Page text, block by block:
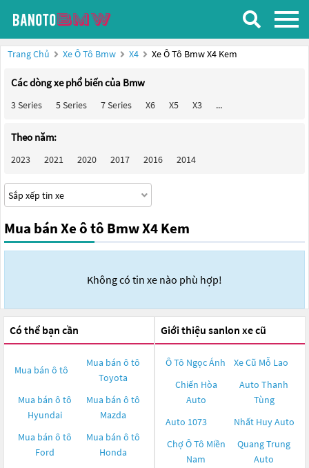
Trang Chủ Xe Ô Tô Bmw X4 Xe Ô Tô Bmw X4 Kem
Các dòng xe phổ biến của Bmw
3 Series 5 Series 7 Series X6 X5 X3 ...
Theo năm:
2023 2021 2020 2017 2016 2014
Mua bán Xe ô tô Bmw X4 Kem
Không có tin xe nào phù hợp!
Có thể bạn cần
Mua bán ô tô
Mua bán ô tô
Toyota
Mua bán ô tô
Hyundai
Mua bán ô tô
Mazda
Mua bán ô tô
Ford
Mua bán ô tô
Honda
Giới thiệu sanlon xe cũ
Ô Tô Ngọc Ánh
Xe Cũ Mỗ Lao
Chiến Hòa
Auto
Auto Thanh
Tùng
Auto 1073
Nhất Huy Auto
Chợ Ô Tô Miền
Nam
Quang Trung
Auto